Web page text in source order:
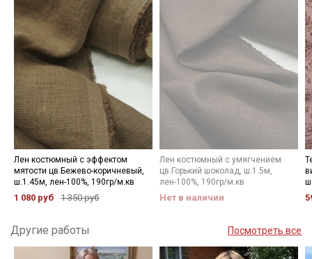
Лен костюмный с эффектом
мятости цв.Бежево-коричневый,
ш.1.45м, лен-100%, 190гр/м.кв
1 080 руб 1 350 руб
Лен костюмный с умягчением
цв.Горький шоколад, ш.1.5м,
лен-100%, 190гр/м.кв
Нет в наличии
Другие работы Посмотреть все
Ознакомлен(а) сПолитикой обработки персональных
данныхи даю
Согласие на обработку персональных
данных
Даю Согласие на получение рекламных и
информационных рассылок